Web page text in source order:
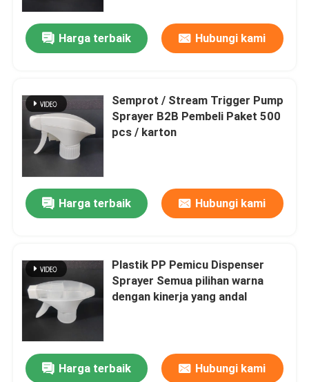
Harga terbaik Hubungi kami
Semprot / Stream Trigger Pump
Sprayer B2B Pembeli Paket 500
pcs / karton
Harga terbaik Hubungi kami
Plastik PP Pemicu Dispenser
Sprayer Semua pilihan warna
dengan kinerja yang andal
Harga terbaik Hubungi kami